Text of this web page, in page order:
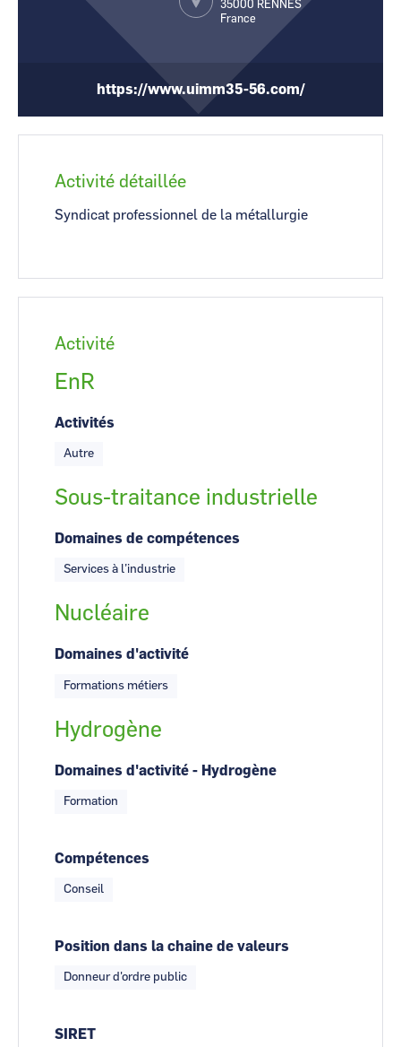
CCI Business
Occitanie
35000 RENNES
France
https://www.uimm35-56.com/
Activité détaillée
Syndicat professionnel de la métallurgie
Activité
EnR
Activités
Autre
Sous-traitance industrielle
Domaines de compétences
Services à l’industrie
Nucléaire
Domaines d'activité
Formations métiers
Hydrogène
Domaines d'activité - Hydrogène
Formation
Compétences
Conseil
Position dans la chaine de valeurs
Donneur d'ordre public
SIRET